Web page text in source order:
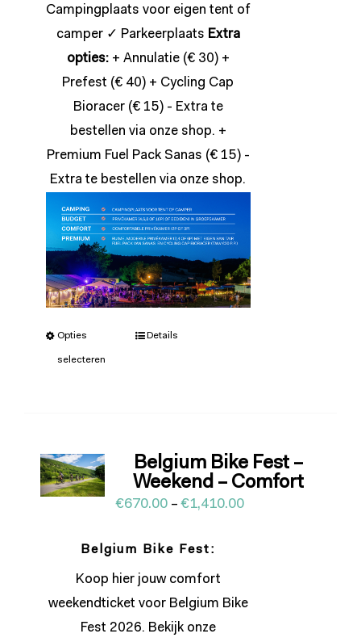
Campingplaats voor eigen tent of
camper ✓ Parkeerplaats Extra
opties:+ Annulatie (€ 30) +
Prefest (€ 40) + Cycling Cap
Bioracer (€ 15) - Extra te
bestellen via onze shop. +
Premium Fuel Pack Sanas (€ 15) -
Extra te bestellen via onze shop.
Opties
selecteren
Details
Belgium Bike Fest –
Weekend – Comfort
€670.00–€1,410.00
Belgium Bike Fest:
Koop hier jouw comfort
weekendticket voor Belgium Bike
Fest 2026. Bekijk onze